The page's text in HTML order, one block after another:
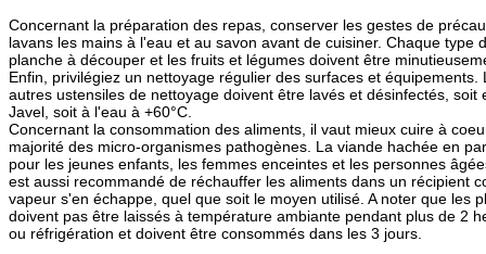
Concernant la préparation des repas, conserver les gestes de
lavans les mains à l'eau et au savon avant de cuisiner. Chaque type
planche à découper et les fruits et légumes doivent être
Enfin, privilégiez un nettoyage régulier des surfaces et équipements.
autres ustensiles de nettoyage doivent être lavés et désinfectés, soit
Javel, soit à l'eau à +60°C.
Concernant la consommation des aliments, il vaut mieux cuire à
majorité des micro-organismes pathogènes. La viande hachée en
pour les jeunes enfants, les femmes enceintes et les personnes
est aussi recommandé de réchauffer les aliments dans un récipient
vapeur s'en échappe, quel que soit le moyen utilisé. A noter que les
doivent pas être laissés à température ambiante pendant plus de 2
ou réfrigération et doivent être consommés dans les 3 jours.